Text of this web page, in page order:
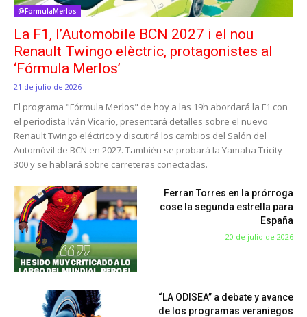
@FormulaMerlos
La F1, l’Automobile BCN 2027 i el nou
Renault Twingo elèctric, protagonistes al
‘Fórmula Merlos’
21 de julio de 2026
El programa "Fórmula Merlos" de hoy a las 19h abordará la F1 con
el periodista Iván Vicario, presentará detalles sobre el nuevo
Renault Twingo eléctrico y discutirá los cambios del Salón del
Automóvil de BCN en 2027. También se probará la Yamaha Tricity
300 y se hablará sobre carreteras conectadas.
Ferran Torres en la prórroga
cose la segunda estrella para
España
20 de julio de 2026
“LA ODISEA” a debate y avance
de los programas veraniegos